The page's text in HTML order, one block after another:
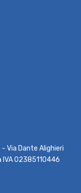
- Via Dante Alighieri
02385110446